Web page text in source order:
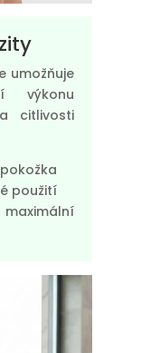
umožňuje
výkonu
citlivosti
použití